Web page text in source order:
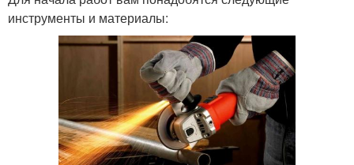
инструменты и материалы: